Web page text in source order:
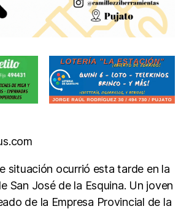
situación ocurrió esta tarde en la
San José de la Esquina. Un joven
de la Empresa Provincial de la